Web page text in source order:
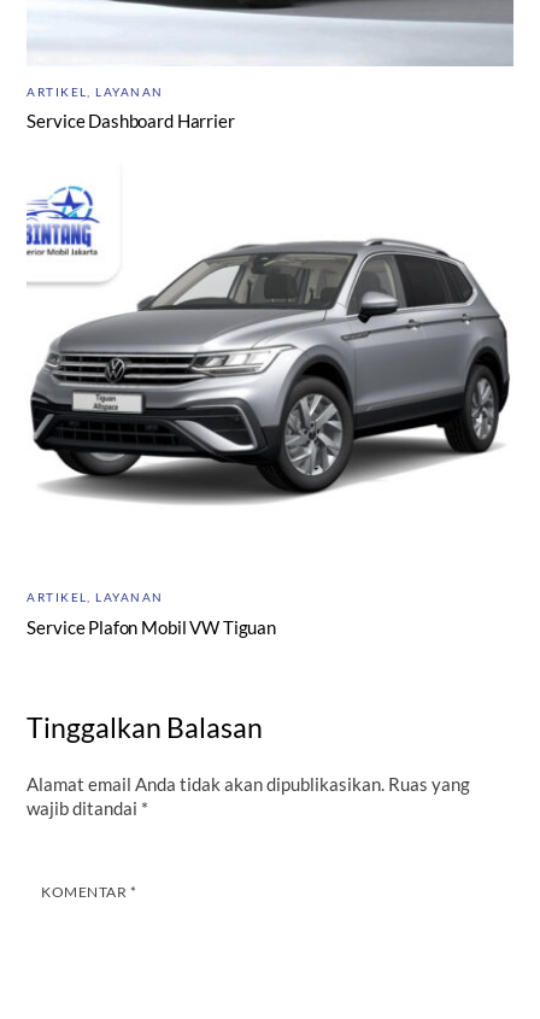
ARTIKEL ,LAYANAN
Service Dashboard Harrier
ARTIKEL ,LAYANAN
Service Plafon Mobil VW Tiguan
Tinggalkan Balasan
Alamat email Anda tidak akan dipublikasikan. Ruas yang
wajib ditandai *
KOMENTAR *